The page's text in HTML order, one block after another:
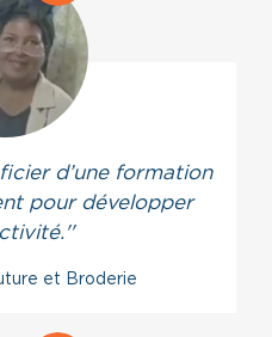
d’une formation
pour développer
et Broderie